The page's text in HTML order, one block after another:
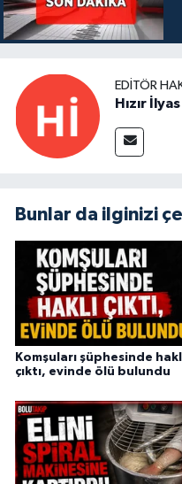
EDITÖR
Hızır İlyas
Bunlar da ilginizi
Komşuları şüphesinde
çıktı, evinde ölü bulundu